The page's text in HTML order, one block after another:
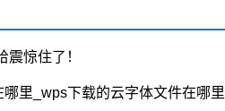
惊住了！
里_wps下载的云字体文件在哪里